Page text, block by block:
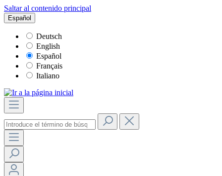
Saltar al contenido principal
Español
Deutsch
English
Español
Français
Italiano